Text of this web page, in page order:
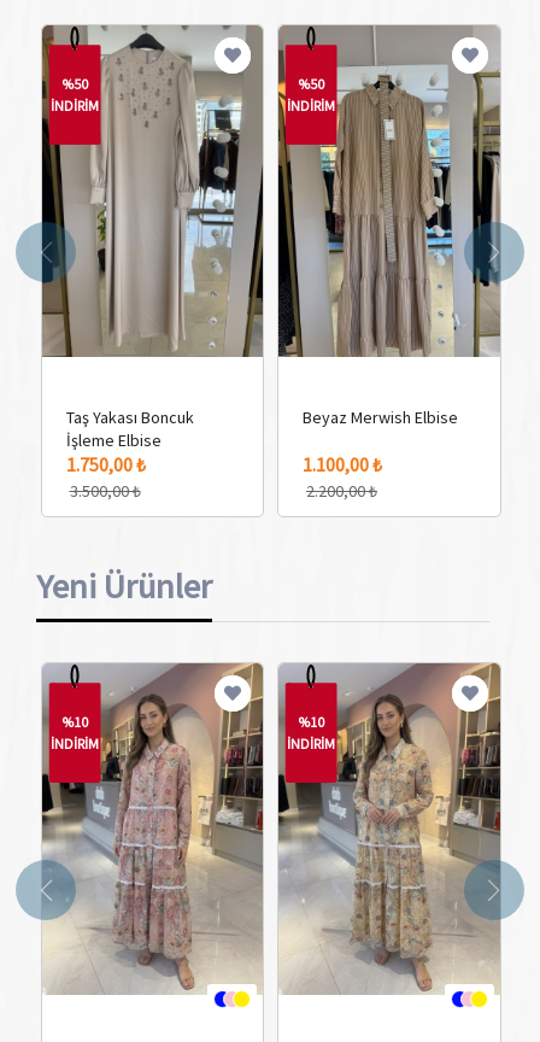
%50
İNDİRİM
1 Adet Renk Seçeneği
Taş Yakası Boncuk
İşleme Elbise
1.750,00 ₺
3.500,00 ₺
%50
İNDİRİM
Beyaz Merwish Elbise
1.100,00 ₺
2.200,00 ₺
Yeni Ürünler
%10
İNDİRİM
%10
İNDİRİM